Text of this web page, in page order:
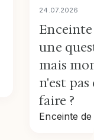
24 .07.2026
Enceinte
une
mais
n'est
faire ?